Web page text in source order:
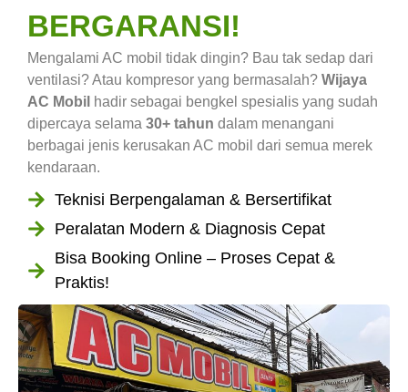
BERGARANSI!
Mengalami AC mobil tidak dingin? Bau tak sedap dari
ventilasi? Atau kompresor yang bermasalah? Wijaya
AC Mobil hadir sebagai bengkel spesialis yang sudah
dipercaya selama 30+ tahun dalam menangani
berbagai jenis kerusakan AC mobil dari semua merek
kendaraan.
Teknisi Berpengalaman & Bersertifikat
Peralatan Modern & Diagnosis Cepat
Bisa Booking Online – Proses Cepat &
Praktis!